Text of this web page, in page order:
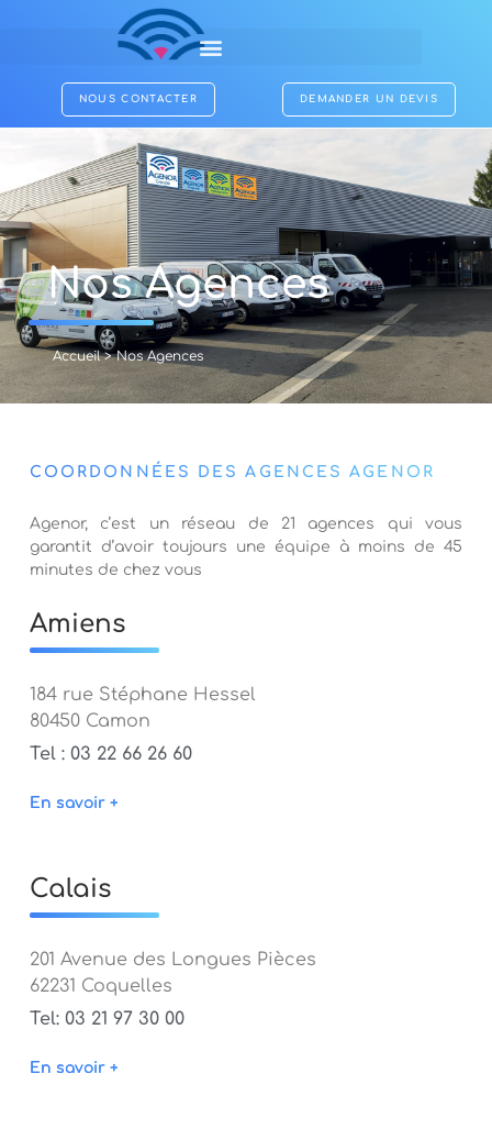
NOUS CONTACTER DEMANDER UN DEVIS
Nos Agences
Accueil>Nos Agences
COORDONNÉES DES AGENCES AGENOR
Agenor, c’est un réseau de 21 agences qui vous
garantit d’avoir toujours une équipe à moins de 45
minutes de chez vous
Amiens
184 rue Stéphane Hessel
80450 Camon
Tel : 03 22 66 26 60
En savoir +
Calais
201 Avenue des Longues Pièces
62231 Coquelles
Tel: 03 21 97 30 00
En savoir +